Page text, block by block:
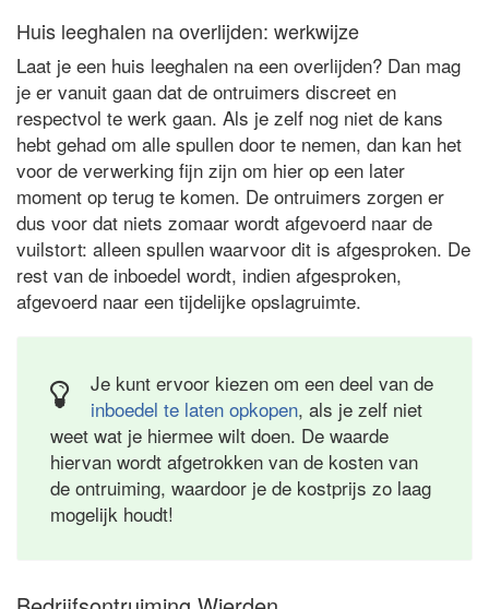
Huis leeghalen na overlijden: werkwijze
Laat je een huis leeghalen na een overlijden? Dan mag
je er vanuit gaan dat de ontruimers discreet en
respectvol te werk gaan. Als je zelf nog niet de kans
hebt gehad om alle spullen door te nemen, dan kan het
voor de verwerking fijn zijn om hier op een later
moment op terug te komen. De ontruimers zorgen er
dus voor dat niets zomaar wordt afgevoerd naar de
vuilstort: alleen spullen waarvoor dit is afgesproken. De
rest van de inboedel wordt, indien afgesproken,
afgevoerd naar een tijdelijke opslagruimte.
Je kunt ervoor kiezen om een deel van de
inboedel te laten opkopen, als je zelf niet
weet wat je hiermee wilt doen. De waarde
hiervan wordt afgetrokken van de kosten van
de ontruiming, waardoor je de kostprijs zo laag
mogelijk houdt!